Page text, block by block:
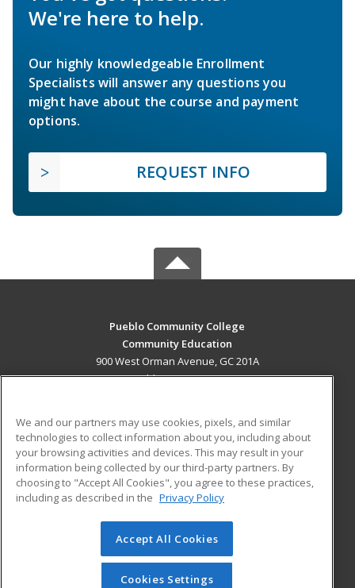
We're here to help.
Our highly knowledgeable Enrollment
Specialists will answer any questions you
might have about the course and payment
options.
REQUEST INFO
Pueblo Community College
Community Education
900 West Orman Avenue, GC 201A
Pueblo, CO 81004 US
Career Training
ADDITIONAL RESOURCES
Military
Help
Student Blog
© 2026 ed2go, a division of Cengage Learning. All rights
reserved. The material on this site cannot be reproduced or
redistributed unless you have obtained prior written
We and our partners may use cookies, pixels, and similar
technologies to collect information about you, including about
your browsing activities and devices. This may result in your
information being collected by our third-party partners. By
choosing to "Accept All Cookies", you agree to these practices,
including as described in the Privacy Policy
Accept All Cookies
Cookies Settings